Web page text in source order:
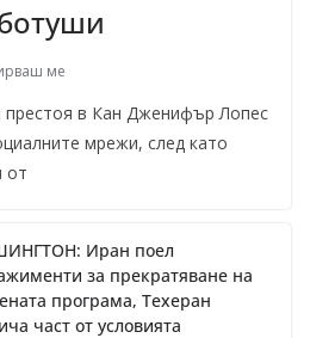
ме
в Кан Дженифър Лопес
мрежи, след като
от
Иран поел
за прекратяване на
програма, Техеран
част от условията